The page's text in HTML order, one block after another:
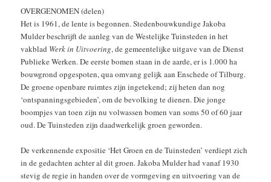
OVERGENOMEN (delen)
Het is 1961, de lente is begonnen. Stedenbouwkundige Jakoba
Mulder beschrijft de aanleg van de Westelijke Tuinsteden in het
vakblad Werk in Uitvoering, de gemeentelijke uitgave van de Dienst
Publieke Werken. De eerste bomen staan in de aarde, er is 1.000 ha
bouwgrond opgespoten, qua omvang gelijk aan Enschede of Tilburg.
De groene openbare ruimtes zijn ingetekend; zij heten dan nog
‘ontspanningsgebieden’, om de bevolking te dienen. Die jonge
boompjes van toen zijn nu volwassen bomen van soms 50 of 60 jaar
oud. De Tuinsteden zijn daadwerkelijk groen geworden.
De verkennende expositie ‘Het Groen en de Tuinsteden’ verdiept zich
in de gedachten achter al dit groen. Jakoba Mulder had vanaf 1930
stevig de regie in handen over de vormgeving en uitvoering van de